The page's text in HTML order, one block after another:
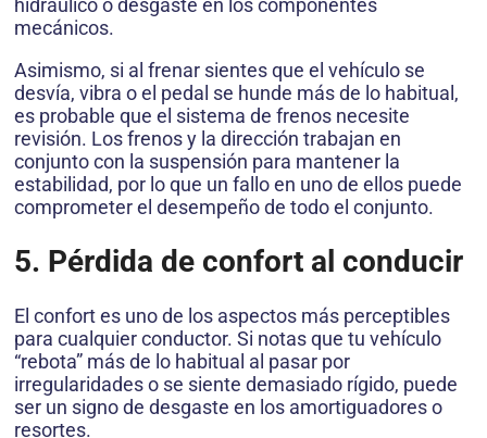
hidráulico o desgaste en los componentes
mecánicos.
Asimismo, si al frenar sientes que el vehículo se
desvía, vibra o el pedal se hunde más de lo habitual,
es probable que el sistema de frenos necesite
revisión. Los frenos y la dirección trabajan en
conjunto con la suspensión para mantener la
estabilidad, por lo que un fallo en uno de ellos puede
comprometer el desempeño de todo el conjunto.
5. Pérdida de confort al conducir
El confort es uno de los aspectos más perceptibles
para cualquier conductor. Si notas que tu vehículo
“rebota” más de lo habitual al pasar por
irregularidades o se siente demasiado rígido, puede
ser un signo de desgaste en los amortiguadores o
resortes.